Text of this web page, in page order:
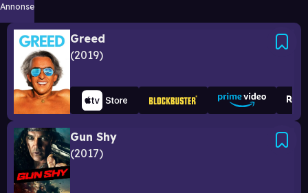
Annonse
Greed
2019
Gun Shy
2017